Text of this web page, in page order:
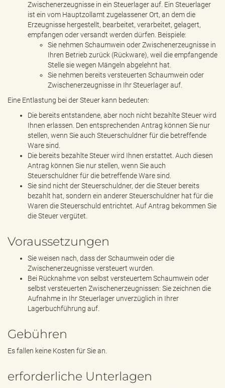
Zwischenerzeugnisse in ein Steuerlager auf. Ein Steuerlager
ist ein vom Hauptzollamt zugelassener Ort, an dem die
Erzeugnisse hergestellt, bearbeitet, verarbeitet, gelagert,
empfangen oder versandt werden dürfen. Beispiele:
Sie nehmen Schaumwein oder Zwischenerzeugnisse in
Ihren Betrieb zurück (Rückware), weil die empfangende
Stelle sie wegen Mängeln abgelehnt hat.
Sie nehmen bereits versteuerten Schaumwein oder
Zwischenerzeugnisse in Ihr Steuerlager auf.
Eine Entlastung bei der Steuer kann bedeuten:
Die bereits entstandene, aber noch nicht bezahlte Steuer wird
Ihnen erlassen. Den entsprechenden Antrag können Sie nur
stellen, wenn Sie auch Steuerschuldner für die betreffende
Ware sind.
Die bereits bezahlte Steuer wird Ihnen erstattet. Auch diesen
Antrag können Sie nur stellen, wenn Sie auch
Steuerschuldner für die betreffende Ware sind.
Sie sind nicht der Steuerschuldner, der die Steuer bereits
bezahlt hat, sondern ein anderer Steuerschuldner hat für die
Waren die Steuerschuld entrichtet. Auf Antrag bekommen Sie
die Steuer vergütet.
Voraussetzungen
Sie weisen nach, dass der Schaumwein oder die
Zwischenerzeugnisse versteuert wurden.
Bei Rücknahme von selbst versteuertem Schaumwein oder
selbst versteuerten Zwischenerzeugnissen: Sie zeichnen die
Aufnahme in Ihr Steuerlager unverzüglich in Ihrer
Lagerbuchführung auf.
Gebühren
Es fallen keine Kosten für Sie an.
erforderliche Unterlagen